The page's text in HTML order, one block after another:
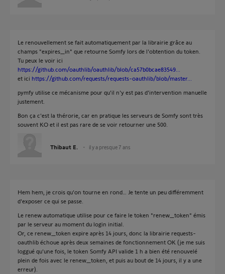
Le renouvellement se fait automatiquement par la librairie grâce au
champs "expires_in" que retourne Somfy lors de l'obtention du token.
Tu peux le voir ici
https://github.com/oauthlib/oauthlib/blob/ca57b0bcae83549...
et ici https://github.com/requests/requests-oauthlib/blob/master...
pymfy utilise ce mécanisme pour qu'il n'y est pas d'intervention manuelle
justement.
Bon ça c'est la thérorie, car en pratique les serveurs de Somfy sont très
souvent KO et il est pas rare de se voir retourner une 500.
Thibaut E. il y a presque 7 ans
Hem hem, je crois qu'on tourne en rond… Je tente un peu différemment
d'exposer ce qui se passe.
Le renew automatique utilise pour ce faire le token "renew_token" émis
par le serveur au moment du login initial.
Or, ce renew_token expire après 14 jours, donc la librairie requests-
oauthlib échoue après deux semaines de fonctionnement OK (je me suis
loggué qu'une fois, le token Somfy API valide 1 h a bien été renouvelé
plein de fois avec le renew_token, et puis au bout de 14 jours, il y a une
erreur).